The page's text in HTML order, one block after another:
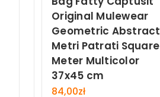
Original Mulewear
Geometric Abstract
Metri Patrati Square
Meter Multicolor
37x45 cm
84,00zł